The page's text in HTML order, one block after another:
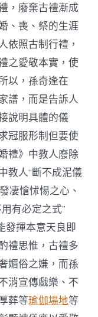
，廢棄古禮漸成
、喪、祭的生涯
依照古制行禮，
之愛敬本實，使
以，孫奇逢在
譜，而是告訴人
說明具體的儀
冠服形制但要使
禮》中教人廢除
教人“斷不成泥儀
凄愴怵惕之心、
有必定之式”
發揮本意天良即
禮思惟，古禮多
媚俗之嫌，而孫
消宣傳戲樂、不
葬等瑜伽場地等